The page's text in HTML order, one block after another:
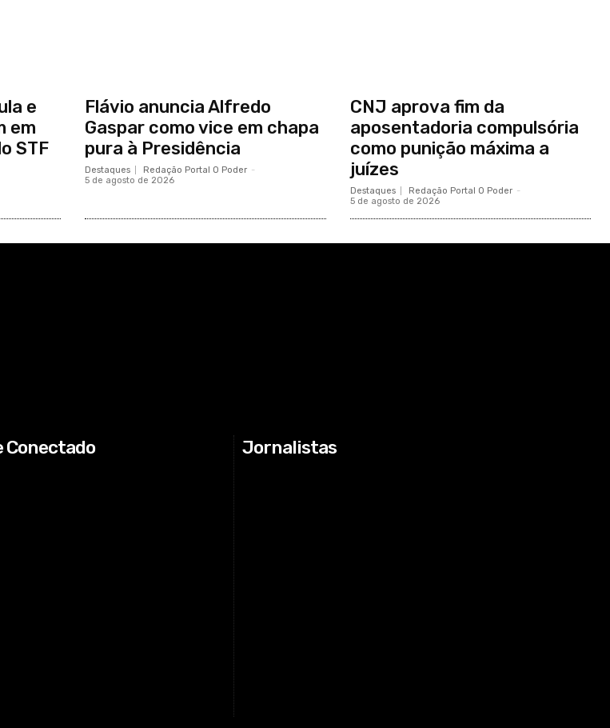
e
em
STF
Flávio anuncia Alfredo
Gaspar como vice em chapa
pura à Presidência
Destaques Redação Portal O Poder -
5 de agosto de 2026
CNJ aprova fim da
aposentadoria compulsória
como punição máxima a
juízes
Destaques Redação Portal O Poder -
5 de agosto de 2026
Conectado Jornalistas